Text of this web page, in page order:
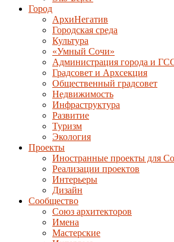
Город
АрхиНегатив
Городская среда
Культура
«Умный Сочи»
Администрация города и
Градсовет и Архсекция
Общественный градсовет
Недвижимость
Инфраструктура
Развитие
Туризм
Экология
Проекты
Иностранные проекты для
Реализации проектов
Интерьеры
Дизайн
Сообщество
Союз архитекторов
Имена
Мастерские